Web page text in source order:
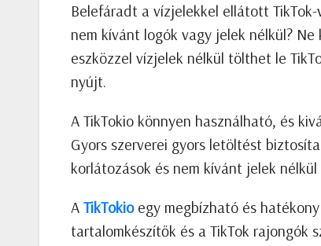
Belefáradt a vízjelekkel ellátott
nem kívánt logók vagy jelek nélkül?
eszközzel vízjelek nélkül tölthet le
nyújt.
A TikTokio könnyen használható, és
Gyors szerverei gyors letöltést
korlátozások és nem kívánt jelek
A TikTokioegy megbízható és
tartalomkészítők és a TikTok rajongók